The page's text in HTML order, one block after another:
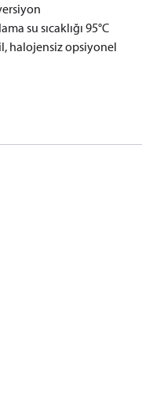
su sıcaklığı 95°C
halojensiz opsiyonel